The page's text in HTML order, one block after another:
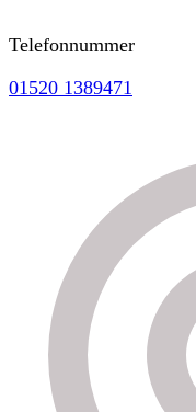
Telefonnummer
01520 1389471